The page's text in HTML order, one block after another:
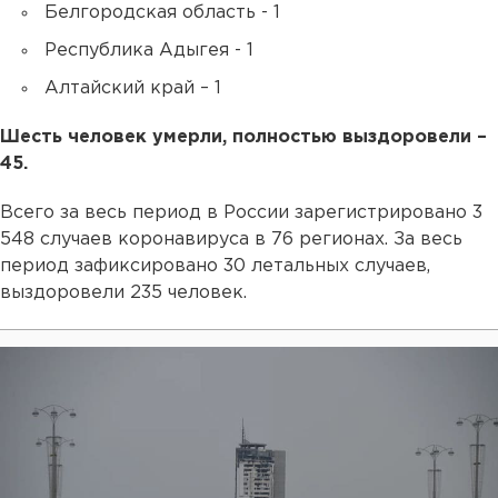
Белгородская область - 1
Республика Адыгея - 1
Алтайский край – 1
Шесть человек умерли, полностью выздоровели –
45.
Всего за весь период в России зарегистрировано 3
548 случаев коронавируса в 76 регионах. За весь
период зафиксировано 30 летальных случаев,
выздоровели 235 человек.